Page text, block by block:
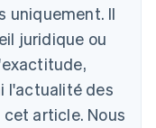
uniquement. Il
juridique ou
l'actualité des
article. Nous